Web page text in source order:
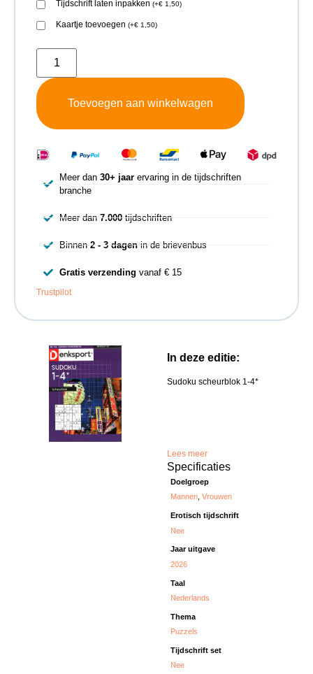
In deze editie:
Sudoku scheurblok 1-4*
Lees meer
Specificaties
Doelgroep
Mannen,Vrouwen
Erotisch tijdschrift
Nee
Jaar uitgave
2026
Taal
Nederlands
Thema
Puzzels
Tijdschrift set
Nee
Tijdschrift laten inpakken (+€ 1,50)
Kaartje toevoegen (+€ 1,50)
Toevoegen aan winkelwagen
Meer dan 30+ jaarervaring in de tijdschriften
branche
Meer dan 7.000tijdschriften
Binnen 2 - 3 dagenin de brievenbus
Gratis verzending vanaf € 15
Trustpilot